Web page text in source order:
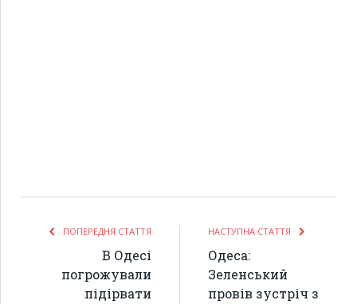
ПОПЕРЕДНЯ СТАТТЯ
В Одесі
погрожували
підірвати
НАСТУПНА СТАТТЯ
Одеса:
Зеленський
провів зустріч з